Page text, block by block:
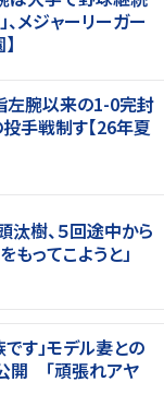
メジャーリーガー
左腕以来の1-0完封
投手戦制す【26年夏
汰樹、５回途中から
ってこようと」
す」モデル妻との
公開 「頑張れアヤ